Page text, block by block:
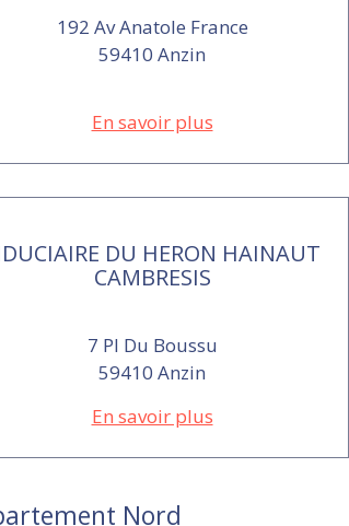
192 Av Anatole France
59410 Anzin
En savoir plus
DU HERON HAINAUT
CAMBRESIS
7 Pl Du Boussu
59410 Anzin
En savoir plus
Nord